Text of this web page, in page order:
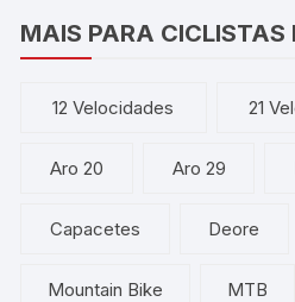
MAIS PARA
12 Velocidades 21
Aro 20 Aro 29
Capacetes Deore
Mountain Bike MTB